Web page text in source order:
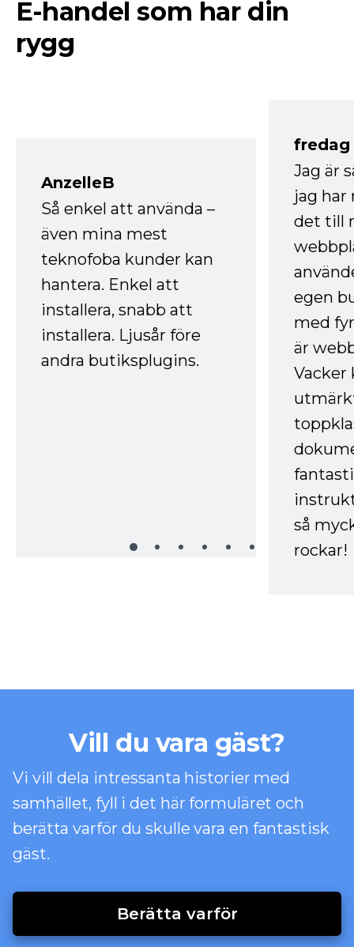
E-handel som har din
rygg
AnzelleB
Så enkel att använda –
även mina mest
teknofoba kunder kan
hantera. Enkel att
installera, snabb att
installera. Ljusår före
andra butiksplugins.
fredag
Jag är
jag
det till
egen
med
är
Vacker
så
rockar!
Vill du vara gäst?
Vi vill dela intressanta historier med
samhället, fyll i det här formuläret och
berätta varför du skulle vara en fantastisk
gäst.
Berätta varför